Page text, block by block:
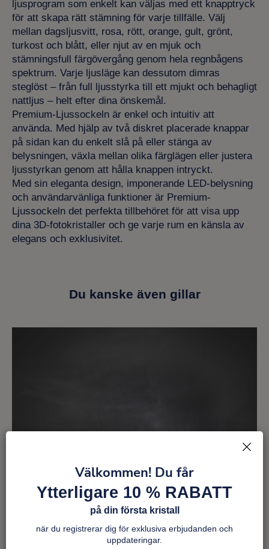
ljusprogram som enkelt kan väljas med ett knapptryck
för att skapa rätt stämning för varje tillfälle. Välj
mellan dagsljusvitt, rosa, rött, orange, gult, grönt,
turkost och blått, eller njut av en mjuk och
stämningsfull färgövergång genom hela regnbågens
spektrum. Varje ljusläge kan dessutom dimras
steglöst – från full ljusstyrka till ett mjukt och behagligt
nattljus – helt efter dina önskemål.
Premium-Ljussockeln är enkel och intuitiv att
använda. Med hjälp av två diskret placerade knappar
på sidan kan du enkelt slå på eller stänga av
belysningen, växla mellan olika färglägen eller justera
ljusstyrkan genom att hålla knappen intryckt.
Med sin eleganta design, imponerande LED-belysning
och användarvänliga funktioner är Premium-
Ljussockeln det perfekta tillbehöret för att visa upp
dina 3D-fotokristaller och ge varje rum en känsla av
elegans och exklusivitet.
Du kanske även gillar
Välkommen! Du får
Ytterligare 10 % RABATT
på din första kristall
när du registrerar dig för exklusiva erbjudanden och
uppdateringar.